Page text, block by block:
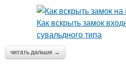
читать дальше →